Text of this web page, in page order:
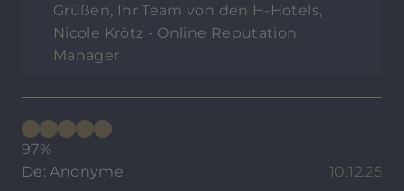
Grüßen, Ihr Team von den H-Hotels,
Nicole Krötz - Online Reputation
Manager
97%
De: Anonyme
10.12.25